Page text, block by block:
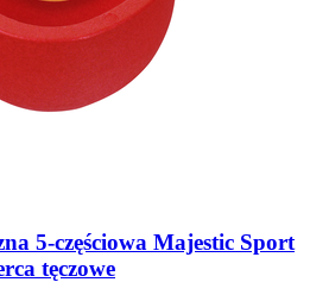
5-częściowa Majestic Sport
tęczowe